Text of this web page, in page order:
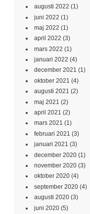
augusti 2022 (1)
juni 2022 (1)
maj 2022 (1)
april 2022 (3)
mars 2022 (1)
januari 2022 (4)
december 2021 (1)
oktober 2021 (4)
augusti 2021 (2)
maj 2021 (2)
april 2021 (2)
mars 2021 (1)
februari 2021 (3)
januari 2021 (3)
december 2020 (1)
november 2020 (3)
oktober 2020 (4)
september 2020 (4)
augusti 2020 (3)
juni 2020 (5)